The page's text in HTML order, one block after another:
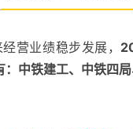
营业绩稳步发展，
中铁建工、 中铁四